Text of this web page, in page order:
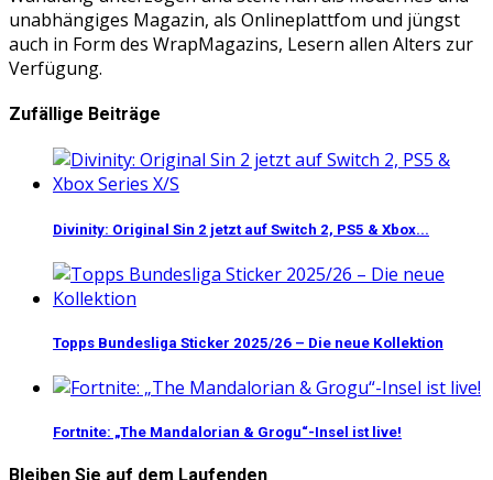
unabhängiges Magazin, als Onlineplattfom und jüngst
auch in Form des WrapMagazins, Lesern allen Alters zur
Verfügung.
Zufällige Beiträge
Divinity: Original Sin 2 jetzt auf Switch 2, PS5 & Xbox...
Topps Bundesliga Sticker 2025/26 – Die neue Kollektion
Fortnite: „The Mandalorian & Grogu“-Insel ist live!
Bleiben Sie auf dem Laufenden